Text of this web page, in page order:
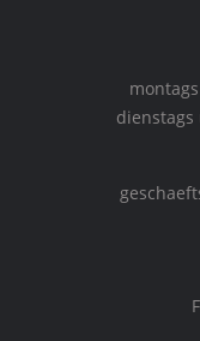
dienstags